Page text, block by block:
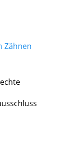
Zähnen